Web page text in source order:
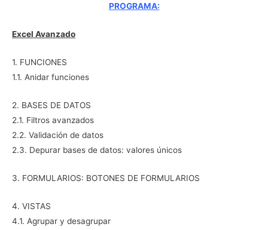
PROGRAMA:
Excel Avanzado
1. FUNCIONES
1.1. Anidar funciones
2. BASES DE DATOS
2.1. Filtros avanzados
2.2. Validación de datos
2.3. Depurar bases de datos: valores únicos
3. FORMULARIOS: BOTONES DE FORMULARIOS
4. VISTAS
4.1. Agrupar y desagrupar